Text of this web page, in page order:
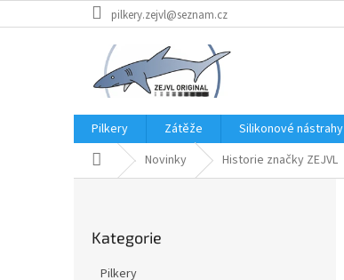
na
pilkery.zejvl@seznam.cz
Pilkery Zátěže Silikonové nástrahy
Domů Novinky Historie značky ZEJVL
kategorie
Kategorie
Pilkery